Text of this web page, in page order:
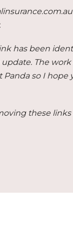
has been
The work
so I hope
these links